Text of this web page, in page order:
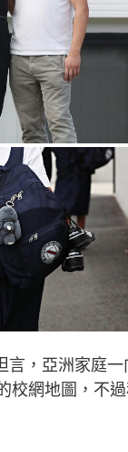
言，亞洲家庭一
校網地圖，不